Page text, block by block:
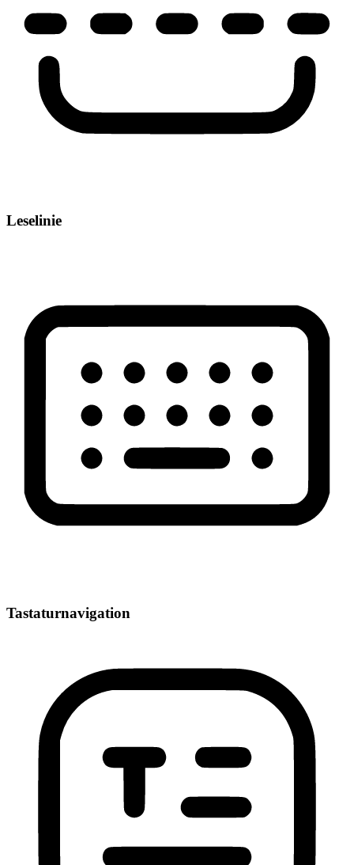
Leselinie
Tastaturnavigation